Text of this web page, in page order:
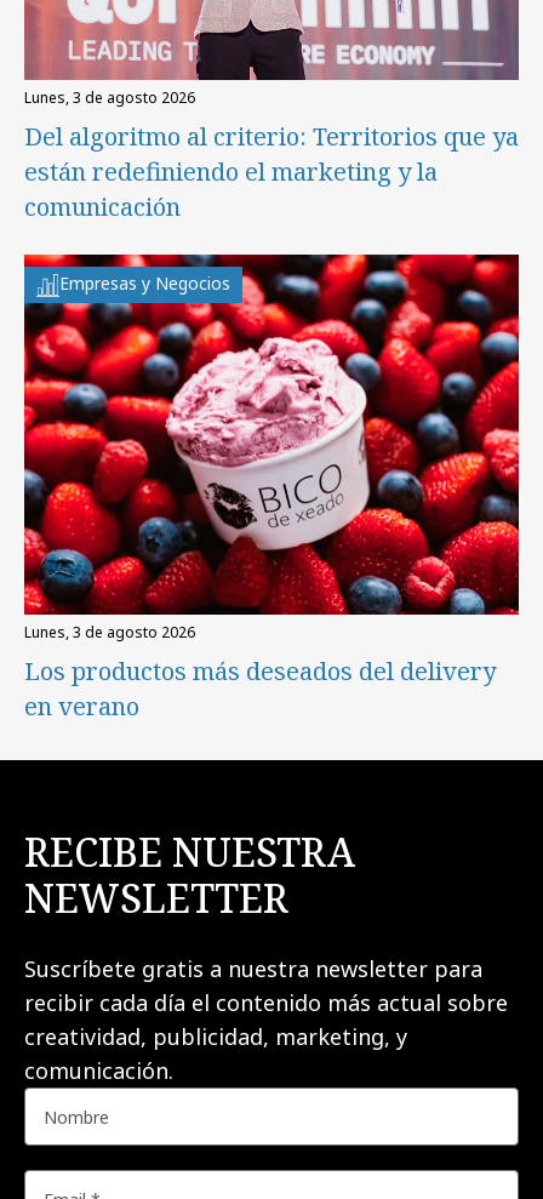
lunes, 3 de agosto 2026
Del algoritmo al criterio: Territorios que ya
están redefiniendo el marketing y la
comunicación
Empresas y Negocios
lunes, 3 de agosto 2026
Los productos más deseados del delivery
en verano
RECIBE NUESTRA
NEWSLETTER
Suscríbete gratis a nuestra newsletter para
recibir cada día el contenido más actual sobre
creatividad, publicidad, marketing, y
comunicación.